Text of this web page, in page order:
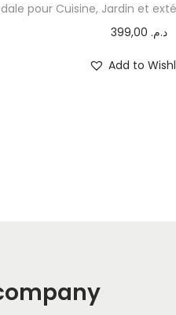
pour Cuisine, Jardin et
د.م.
Add to